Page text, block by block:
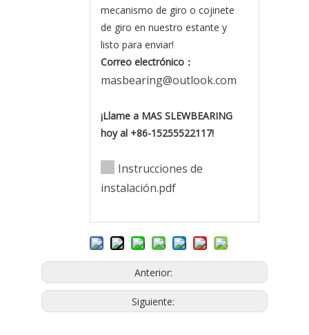
mecanismo de giro o cojinete
de giro en nuestro estante y
listo para enviar!
Correo electrónico ：
masbearing@outlook.com
¡Llame a MAS SLEWBEARING
hoy al +86-15255522117!
Instrucciones de
instalación.pdf
Anterior:
Siguiente: